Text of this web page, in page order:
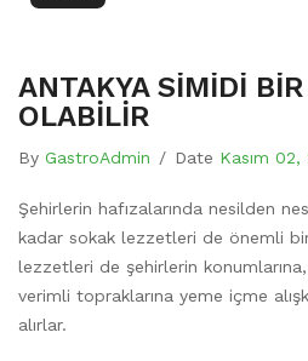
ANTAKYA SİMİDİ
OLABİLİR
By GastroAdmin / Date Kasım 02,
Şehirlerin hafızalarında nesilden
kadar sokak lezzetleri de önemli
lezzetleri de şehirlerin konumlarına,
verimli topraklarına yeme içme
alırlar.